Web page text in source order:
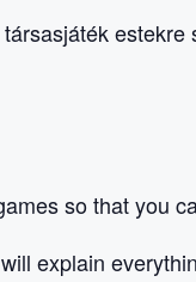
so that you
explain